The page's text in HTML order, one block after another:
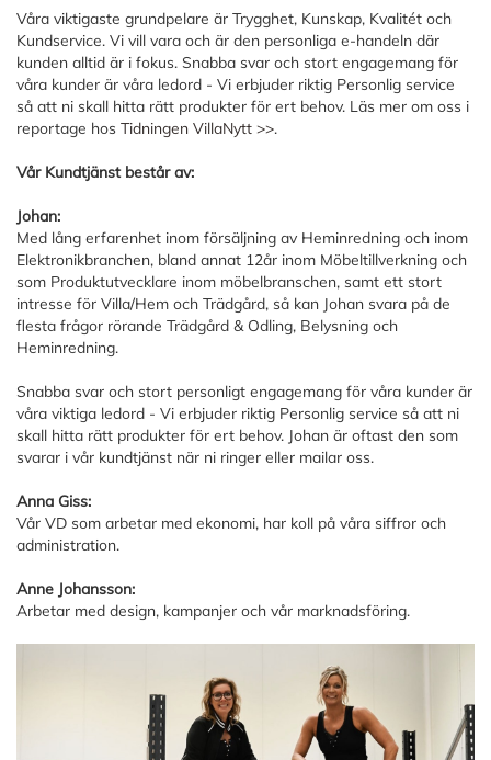
Våra viktigaste grundpelare är Trygghet, Kunskap, Kvalitét och
Kundservice. Vi vill vara och är den personliga e-handeln där
kunden alltid är i fokus. Snabba svar och stort engagemang för
våra kunder är våra ledord - Vi erbjuder riktig Personlig service
så att ni skall hitta rätt produkter för ert behov. Läs mer om oss i
reportage hos Tidningen VillaNytt >>.
Vår Kundtjänst består av:
Johan:
Med lång erfarenhet inom försäljning av Heminredning och inom
Elektronikbranchen, bland annat 12år inom Möbeltillverkning och
som Produktutvecklare inom möbelbranschen, samt ett stort
intresse för Villa/Hem och Trädgård, så kan Johan svara på de
flesta frågor rörande Trädgård & Odling, Belysning och
Heminredning.
Snabba svar och stort personligt engagemang för våra kunder är
våra viktiga ledord - Vi erbjuder riktig Personlig service så att ni
skall hitta rätt produkter för ert behov. Johan är oftast den som
svarar i vår kundtjänst när ni ringer eller mailar oss.
Anna Giss:
Vår VD som arbetar med ekonomi, har koll på våra siffror och
administration.
Anne Johansson:
Arbetar med design, kampanjer och vår marknadsföring.